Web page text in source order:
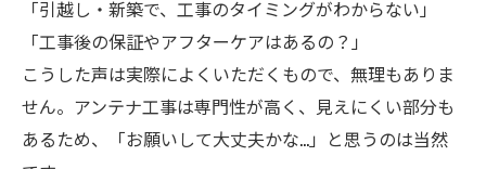
「引越し・新築で、工事のタイミングがわからない」
「工事後の保証やアフターケアはあるの？」
こうした声は実際によくいただくもので、無理もありま
せん。アンテナ工事は専門性が高く、見えにくい部分も
あるため、「お願いして大丈夫かな…」と思うのは当然